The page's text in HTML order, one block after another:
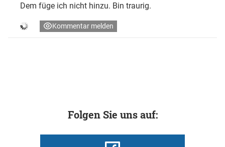
Dem füge ich nicht hinzu. Bin traurig.
Kommentar melden
Folgen Sie uns auf: